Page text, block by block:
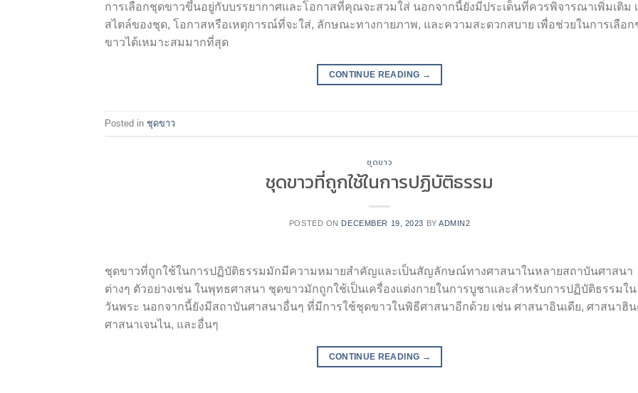
การเลือกชุดขาวขึ้นอยู่กับบรรยากาศและโอกาสที่คุณจะสวมใส่ นอกจากนี้ยังมีประเด็นที่ควรพิจารณาเพิ่มเติม
สไตล์ของชุด, โอกาสหรือเหตุการณ์ที่จะใส่, ลักษณะทางกายภาพ, และความสะดวกสบาย เพื่อช่วยในการเลือก
ขาวได้เหมาะสมมากที่สุด
CONTINUE READING →
Posted in ชุดขาว
ชุดขาว
ชุดขาวที่ถูกใช้ในการปฏิบัติธรรม
POSTED ON DECEMBER 19, 2023 BYADMIN2
ชุดขาวที่ถูกใช้ในการปฏิบัติธรรมมักมีความหมายสำคัญและเป็นสัญลักษณ์ทางศาสนาในหลายสถาบันศาสนา
ต่างๆ ตัวอย่างเช่น ในพุทธศาสนา ชุดขาวมักถูกใช้เป็นเครื่องแต่งกายในการบูชาและสำหรับการปฏิบัติธรรมใน
วันพระ นอกจากนี้ยังมีสถาบันศาสนาอื่นๆ ที่มีการใช้ชุดขาวในพิธีศาสนาอีกด้วย เช่น ศาสนาอินเดีย, ศาสนาฮิ
ศาสนาเจนไน, และอื่นๆ
CONTINUE READING →